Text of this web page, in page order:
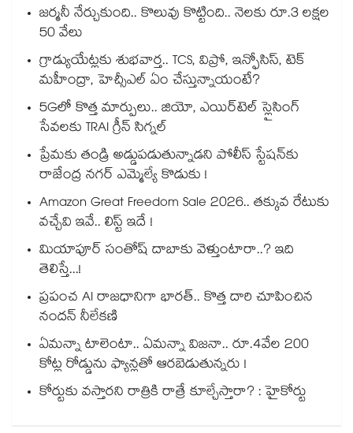
జర్మనీ నేర్చుకుంది.. కొలువు కొట్టింది.. నెలకు రూ.3 లక్షల
50 వేలు
గ్రాడ్యుయేట్లకు శుభవార్త.. TCS, విప్రో, ఇన్ఫోసిస్, టెక్
మహీంద్రా, హెచ్సీఎల్ ఏం చేస్తున్నాయంటే?
5Gలో కొత్త మార్పులు.. జియో, ఎయిర్‌టెల్ స్లైసింగ్
సేవలకు TRAI గ్రీన్ సిగ్నల్
ప్రేమకు తండ్రి అడ్డుపడుతున్నాడని పోలీస్ స్టేషన్⁪కు
రాజేంద్ర నగర్ ఎమ్మెల్యే కొడుకు !
Amazon Great Freedom Sale 2026.. తక్కువ రేటుకు
వచ్చేవి ఇవే.. లిస్ట్ ఇదే !
మియాపూర్ సంతోష్ దాబాకు వెళ్తుంటారా..? ఇది
తెలిస్తే...!
ప్రపంచ AI రాజధానిగా భారత్.. కొత్త దారి చూపించిన
నందన్ నీలేకణి
ఏమన్నా టాలెంటా.. ఏమన్నా విజనా.. రూ.4వేల 200
కోట్ల రోడ్డును ఫ్యాన్లతో ఆరబెడుతున్నరు !
కోర్టుకు వస్తారని రాత్రికి రాత్రే కూల్చేస్తారా? : హైకోర్టు